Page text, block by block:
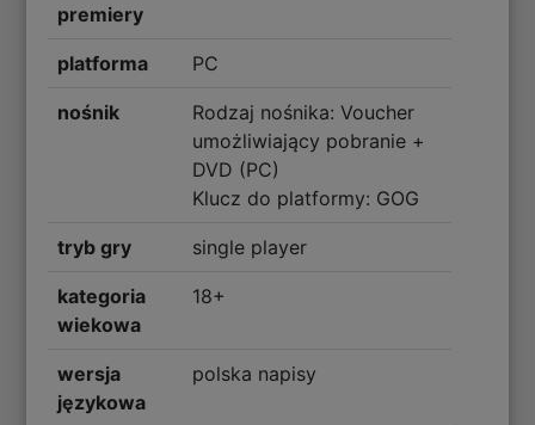
premiery
platforma PC
nośnik
Rodzaj nośnika: Voucher
umożliwiający pobranie +
DVD (PC)
Klucz do platformy: GOG
tryb gry single player
kategoria
wiekowa
18+
wersja
językowa
polska napisy